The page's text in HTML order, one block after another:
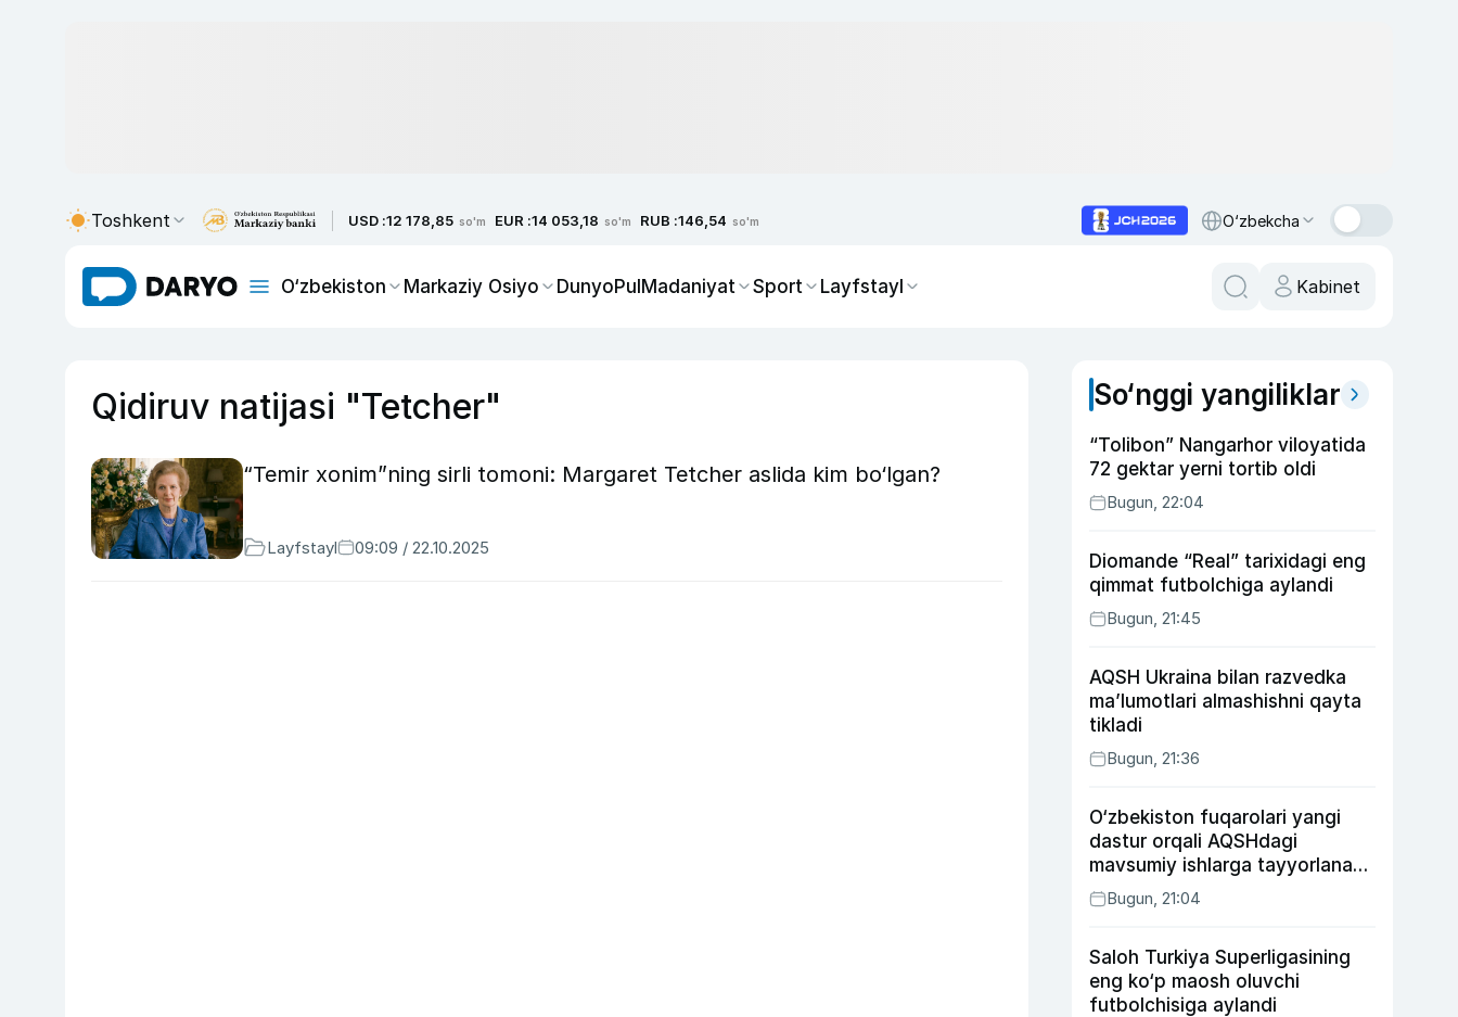
Toshkent USD :12 178,85 so'm EUR :14 053,18 so'm RUB :146,54 so'm O‘zbekcha
O‘zbekiston Markaziy Osiyo DunyoPulMadaniyat Sport Layfstayl Kabinet
Qidiruv natijasi "Tetcher"
“Temir xonim”ning sirli tomoni: Margaret Tetcher aslida kim bo‘lgan?
Layfstayl 09:09 / 22.10.2025
So‘nggi yangiliklar
“Tolibon” Nangarhor viloyatida
72 gektar yerni tortib oldi
Bugun, 22:04
Diomande “Real” tarixidagi eng
qimmat futbolchiga aylandi
Bugun, 21:45
AQSH Ukraina bilan razvedka
ma’lumotlari almashishni qayta
tikladi
Bugun, 21:36
O‘zbekiston fuqarolari yangi
dastur orqali AQSHdagi
mavsumiy ishlarga tayyorlanadi
va joylashtiriladi
Bugun, 21:04
Saloh Turkiya Superligasining
eng ko‘p maosh oluvchi
futbolchisiga aylandi